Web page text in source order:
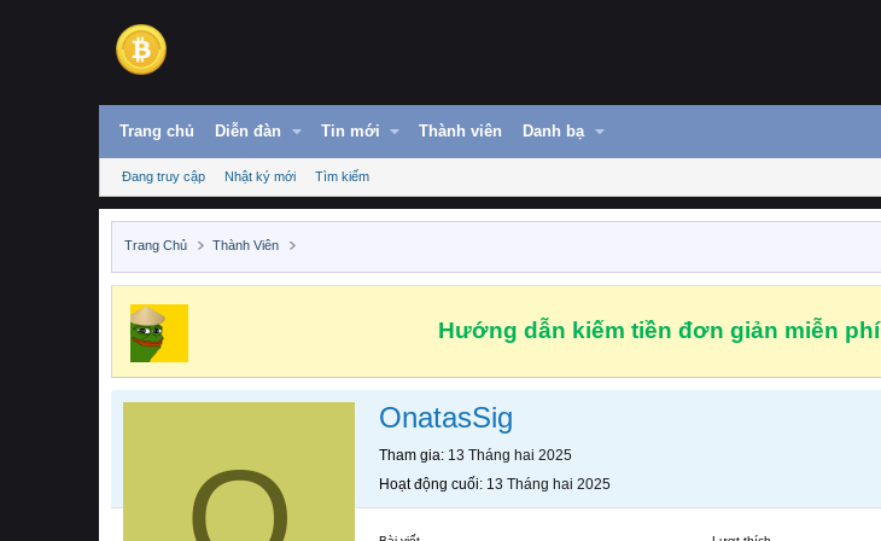
Trang chủ Diễn đàn Tin mới Thành viên Danh bạ
Đang truy cập Nhật ký mới Tìm kiếm
Trang Chủ Thành Viên
Hướng dẫn kiếm tiền đơn giản miễn phí
OnatasSig
Tham gia 13 Tháng hai 2025
Hoạt động cuối 13 Tháng hai 2025